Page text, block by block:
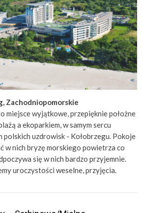
Zachodniopomorskie
miejsce wyjątkowe, przepięknie położne
a ekoparkiem, w samym sercu
polskich uzdrowisk - Kołobrzegu. Pokoje
w nich bryzę morskiego powietrza co
się w nich bardzo przyjemnie.
uroczystości weselne, przyjęcia.